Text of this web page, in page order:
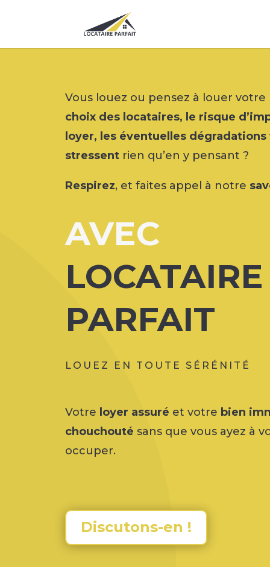
Vous louez ou pensez à louer
choix des locataires, le risque
loyer, les éventuelles dégradations
stressentrien qu’en y pensant ?
Respirez, et faites appel à notre
AVEC
LOCATAIRE
PARFAIT
LOUEZ EN TOUTE SÉRÉNITÉ
Votre loyer assuré et votre bien
chouchouté sans que vous ayez à
occuper.
Discutons-en !